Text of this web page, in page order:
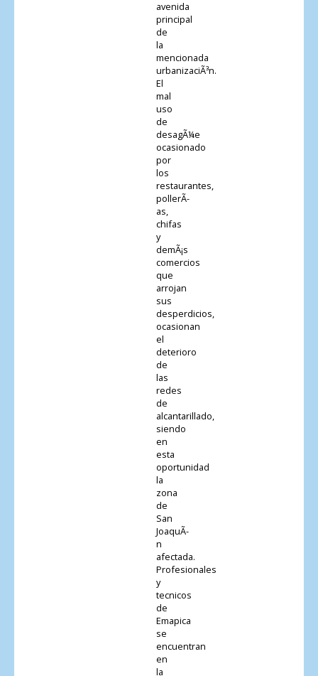
avenida
principal
de
la
mencionada
urbanizaciÃ³n.
El
mal
uso
de
desagÃ¼e
ocasionado
por
los
restaurantes,
pollerÃ­
as,
chifas
y
demÃ¡s
comercios
que
arrojan
sus
desperdicios,
ocasionan
el
deterioro
de
las
redes
de
alcantarillado,
siendo
en
esta
oportunidad
la
zona
de
San
JoaquÃ­
n
afectada.
Profesionales
y
tecnicos
de
Emapica
se
encuentran
en
la